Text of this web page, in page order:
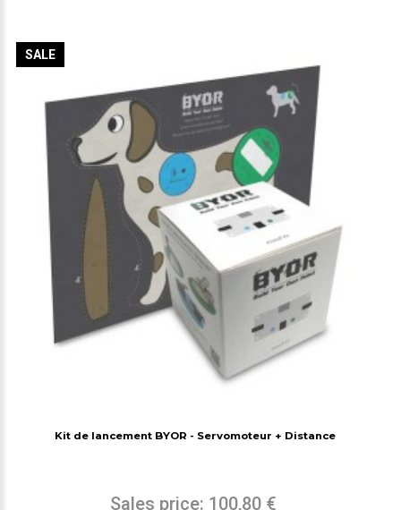
SALE
Kit de lancement BYOR - Servomoteur + Distance
Sales price: 100,80 €